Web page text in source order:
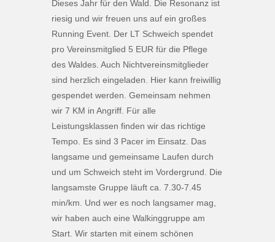
Dieses Jahr für den Wald. Die Resonanz ist
riesig und wir freuen uns auf ein großes
Running Event. Der LT Schweich spendet
pro Vereinsmitglied 5 EUR für die Pflege
des Waldes. Auch Nichtvereinsmitglieder
sind herzlich eingeladen. Hier kann freiwillig
gespendet werden. Gemeinsam nehmen
wir 7 KM in Angriff. Für alle
Leistungsklassen finden wir das richtige
Tempo. Es sind 3 Pacer im Einsatz. Das
langsame und gemeinsame Laufen durch
und um Schweich steht im Vordergrund. Die
langsamste Gruppe läuft ca. 7.30-7.45
min/km. Und wer es noch langsamer mag,
wir haben auch eine Walkinggruppe am
Start. Wir starten mit einem schönen